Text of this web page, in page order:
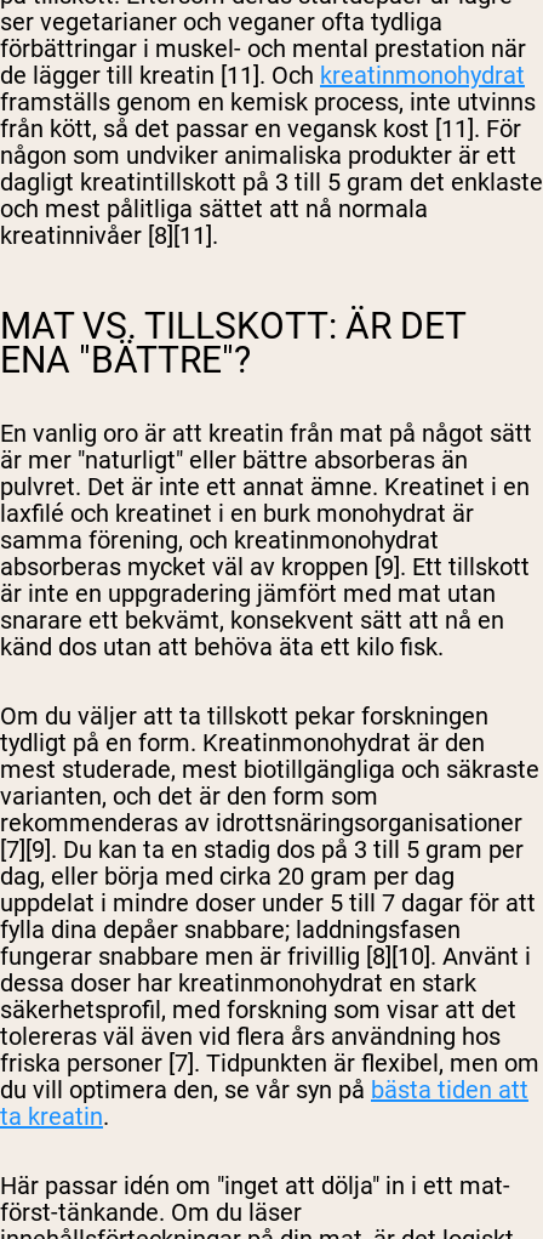
ser vegetarianer och veganer ofta tydliga
förbättringar i muskel- och mental prestation när
de lägger till kreatin [11]. Och kreatinmonohydrat
framställs genom en kemisk process, inte utvinns
från kött, så det passar en vegansk kost [11]. För
någon som undviker animaliska produkter är ett
dagligt kreatintillskott på 3 till 5 gram det enklaste
och mest pålitliga sättet att nå normala
kreatinnivåer [8][11].
MAT VS. TILLSKOTT: ÄR DET
ENA "BÄTTRE"?
En vanlig oro är att kreatin från mat på något sätt
är mer "naturligt" eller bättre absorberas än
pulvret. Det är inte ett annat ämne. Kreatinet i en
laxfilé och kreatinet i en burk monohydrat är
samma förening, och kreatinmonohydrat
absorberas mycket väl av kroppen [9]. Ett tillskott
är inte en uppgradering jämfört med mat utan
snarare ett bekvämt, konsekvent sätt att nå en
känd dos utan att behöva äta ett kilo fisk.
Om du väljer att ta tillskott pekar forskningen
tydligt på en form. Kreatinmonohydrat är den
mest studerade, mest biotillgängliga och säkraste
varianten, och det är den form som
rekommenderas av idrottsnäringsorganisationer
[7][9]. Du kan ta en stadig dos på 3 till 5 gram per
dag, eller börja med cirka 20 gram per dag
uppdelat i mindre doser under 5 till 7 dagar för att
fylla dina depåer snabbare; laddningsfasen
fungerar snabbare men är frivillig [8][10]. Använt i
dessa doser har kreatinmonohydrat en stark
säkerhetsprofil, med forskning som visar att det
tolereras väl även vid flera års användning hos
friska personer [7]. Tidpunkten är flexibel, men om
du vill optimera den, se vår syn på bästa tiden att
ta kreatin.
Här passar idén om "inget att dölja" in i ett mat-
först-tänkande. Om du läser
Handla Nu